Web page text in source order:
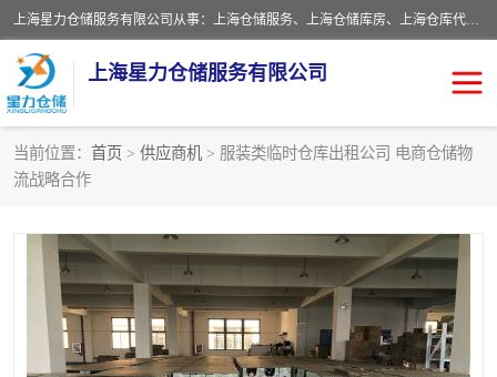
上海星力仓储服务有限公司从事：上海仓储服务、上海仓储库房、上海仓库代运营、上海仓库对外出租、上海仓库外包、上海三方仓储、上海电商仓储代发、上海电商代发货仓库、上海托管仓库、上海仓储配送。上海星力仓储服务有限公司现在拥有100个分仓、10万余平方的标准库房，精炼员工几百名，与几千家客户合作，公司已跻身上海仓储行业前列。欢迎来电咨询！
上海星力仓储服务有限公司
当前位置： 首页 > 供应商机 > 服装类临时仓库出租公司 电商仓储物
流战略合作
上海仓库对外出租
上海仓储配送 上海仓库外包
上海仓库代运营 上海托管仓库
上海第三方仓储 上海仓储服务